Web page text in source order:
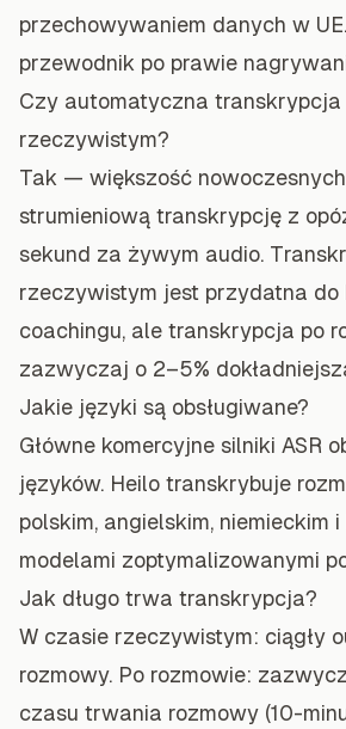
przechowywaniem danych w
przewodnik po prawie
Czy automatyczna transkrypcja
rzeczywistym?
Tak — większość
strumieniową transkrypcję z
sekund za żywym audio.
rzeczywistym jest przydatna do
coachingu, ale transkrypcja po
zazwyczaj o 2–5%
Jakie języki są obsługiwane?
Główne komercyjne silniki ASR
języków. Heilo transkrybuje
polskim, angielskim, niemieckim
modelami zoptymalizowanymi
Jak długo trwa transkrypcja?
W czasie rzeczywistym: ciągły
rozmowy. Po rozmowie:
czasu trwania rozmowy (10-